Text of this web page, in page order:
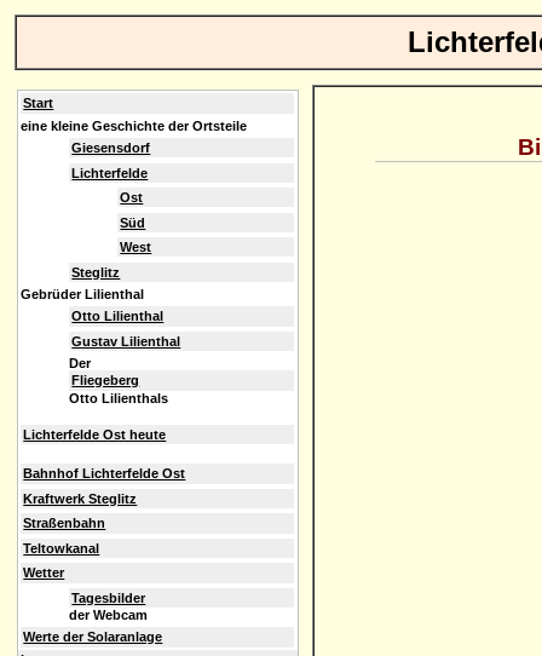
Start
eine kleine Geschichte der Ortsteile
Giesensdorf
Lichterfelde
Ost
Süd
West
Steglitz
Gebrüder Lilienthal
Otto Lilienthal
Gustav Lilienthal
Der
Fliegeberg
Otto Lilienthals
Lichterfelde Ost heute
Bahnhof Lichterfelde Ost
Kraftwerk Steglitz
Straßenbahn
Teltowkanal
Wetter
Tagesbilder
der Webcam
Werte der Solaranlage